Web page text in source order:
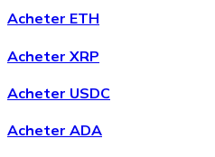
Acheter ETH
Acheter XRP
Acheter USDC
Acheter ADA